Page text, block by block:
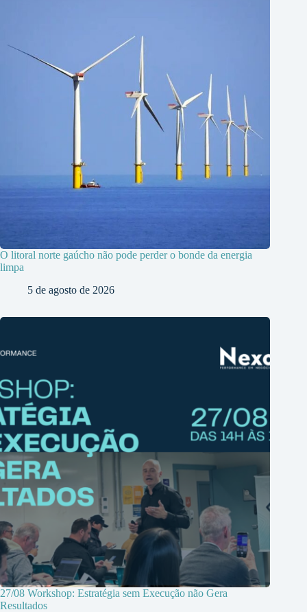
O litoral norte gaúcho não pode perder o bonde da energia
limpa
5 de agosto de 2026
27/08 Workshop: Estratégia sem Execução não Gera
Resultados